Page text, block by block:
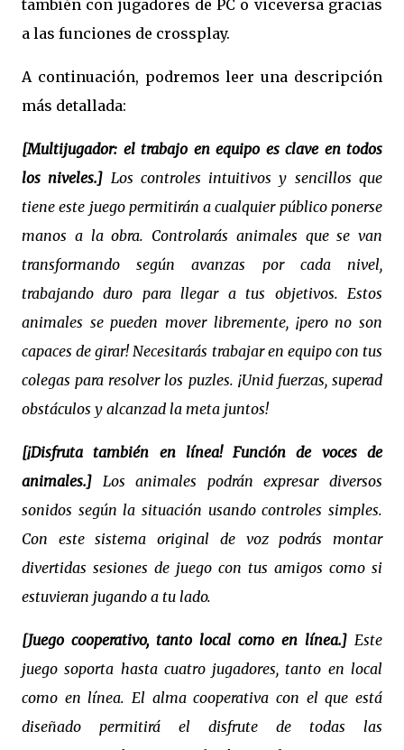
también con jugadores de PC o viceversa gracias
a las funciones de crossplay.
A continuación, podremos leer una descripción
más detallada:
[Multijugador: el trabajo en equipo es clave en todos
los niveles.] Los controles intuitivos y sencillos que
tiene este juego permitirán a cualquier público ponerse
manos a la obra. Controlarás animales que se van
transformando según avanzas por cada nivel,
trabajando duro para llegar a tus objetivos. Estos
animales se pueden mover libremente, ¡pero no son
capaces de girar! Necesitarás trabajar en equipo con tus
colegas para resolver los puzles. ¡Unid fuerzas, superad
obstáculos y alcanzad la meta juntos!
[¡Disfruta también en línea! Función de voces de
animales.] Los animales podrán expresar diversos
sonidos según la situación usando controles simples.
Con este sistema original de voz podrás montar
divertidas sesiones de juego con tus amigos como si
estuvieran jugando a tu lado.
[Juego cooperativo, tanto local como en línea.] Este
juego soporta hasta cuatro jugadores, tanto en local
como en línea. El alma cooperativa con el que está
diseñado permitirá el disfrute de todas las